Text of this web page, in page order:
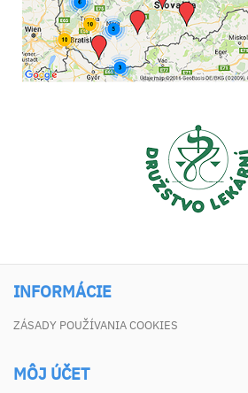
INFORMÁCIE
ZÁSADY POUŽÍVANIA COOKIES
MÔJ ÚČET